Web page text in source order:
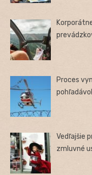
Proces
Vedľajšie
zmluvné